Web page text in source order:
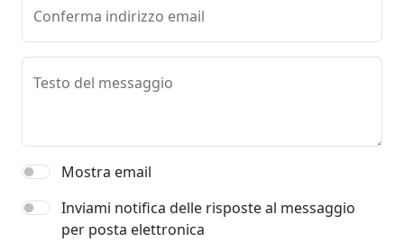
Conferma indirizzo email
Testo del messaggio
Mostra email
Inviami notifica delle risposte al messaggio
per posta elettronica